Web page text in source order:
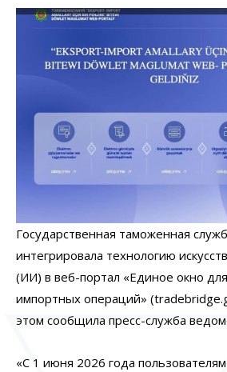
Государственная таможенная
интегрировала технологию
(ИИ) в веб-портал «Единое окно
импортных операций»
этом сообщила пресс-служба
«С 1 июня 2026 года